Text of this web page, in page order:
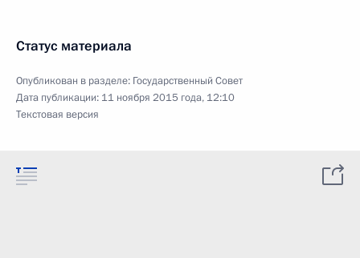
Статус материала
Опубликован в разделе: Государственный Совет
Дата публикации: 11 ноября 2015 года, 12:10
Текстовая версия